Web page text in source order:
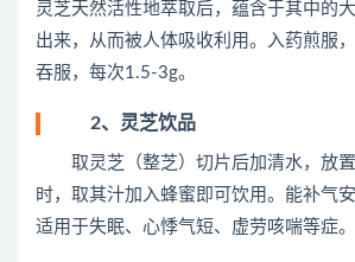
灵芝天然活性地萃取后，蕴含于其中的
出来，从而被人体吸收利用。入药煎服
吞服，每次1.5-3g。
2、灵芝饮品
取灵芝（整芝）切片后加清水，放置
时，取其汁加入蜂蜜即可饮用。能补气
适用于失眠、心悸气短、虚劳咳喘等症。